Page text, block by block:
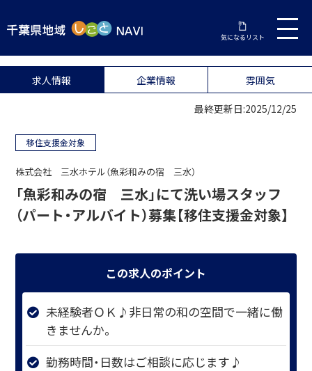
気になるリスト
求人情報 企業情報 雰囲気
最終更新日:2025/12/25
移住支援金対象
株式会社 三水ホテル（魚彩和みの宿 三水）
「魚彩和みの宿 三水」にて洗い場スタッフ
（パート・アルバイト）募集【移住支援金対象】
この求人のポイント
未経験者ＯＫ♪非日常の和の空間で一緒に働
きませんか。
勤務時間・日数はご相談に応じます♪